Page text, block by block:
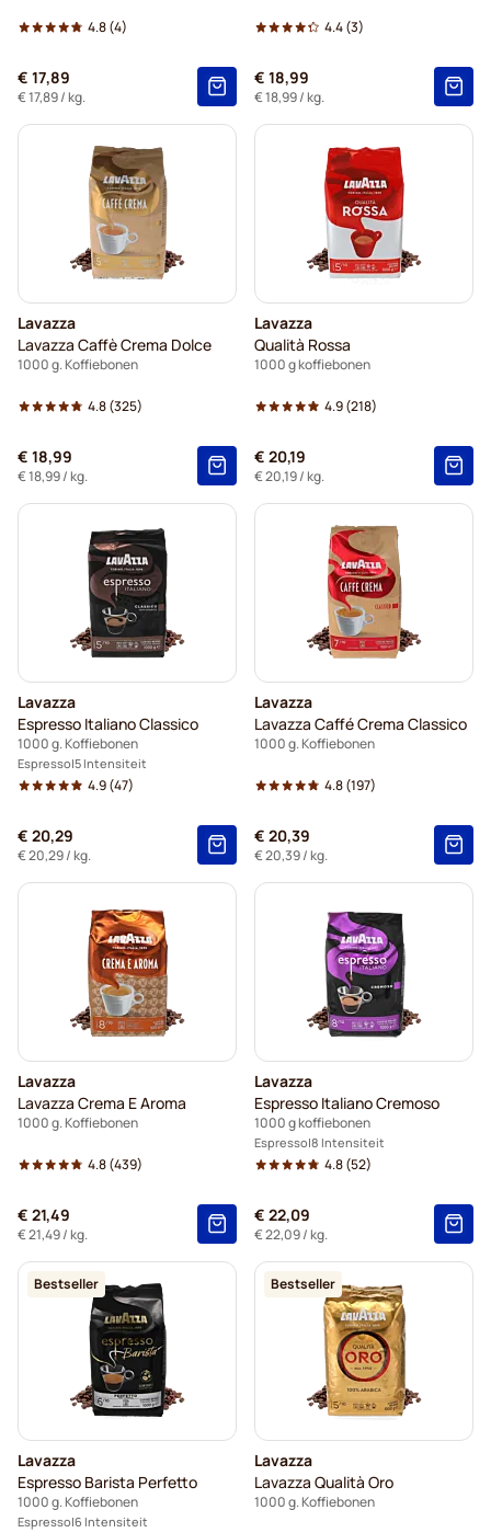
4.8(4)
€ 17,89
€ 17,89/ kg.
4.4(3)
€ 18,99
€ 18,99/ kg.
Lavazza
Lavazza Caffè Crema Dolce
1000 g. Koffiebonen
4.8(325)
€ 18,99
€ 18,99/ kg.
Lavazza
Qualità Rossa
1000 g koffiebonen
4.9(218)
€ 20,19
€ 20,19/ kg.
Lavazza
Espresso Italiano Classico
1000 g. Koffiebonen
Espresso 5 Intensiteit
4.9(47)
€ 20,29
€ 20,29/ kg.
Lavazza
Lavazza Caffé Crema Classico
1000 g. Koffiebonen
4.8(197)
€ 20,39
€ 20,39/ kg.
Lavazza
Lavazza Crema E Aroma
1000 g. Koffiebonen
4.8(439)
€ 21,49
€ 21,49/ kg.
Lavazza
Espresso Italiano Cremoso
1000 g koffiebonen
Espresso 8 Intensiteit
4.8(52)
€ 22,09
€ 22,09/ kg.
Bestseller
Lavazza
Espresso Barista Perfetto
1000 g. Koffiebonen
Espresso 6 Intensiteit
Bestseller
Lavazza
Lavazza Qualità Oro
1000 g. Koffiebonen